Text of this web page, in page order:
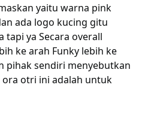
yaitu warna pink
ada logo kucing gitu
tapi ya Secara overall
ke arah Funky lebih ke
pihak sendiri menyebutkan
otri ini adalah untuk